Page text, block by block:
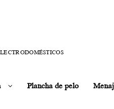
Plancha de pelo